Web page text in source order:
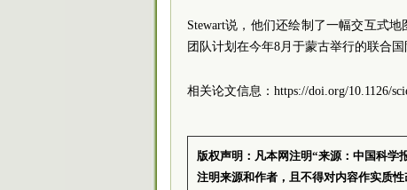
Stewart说，他们还绘制了一幅交互式
团队计划在今年8月于蒙古举行的联合
相关论文信息：https://doi.org/10.1126/
版权声明：凡本网注明“来源：中国科学
注明来源和作者，且不得对内容作实质